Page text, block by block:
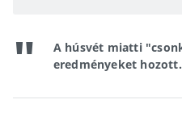
A húsvét miatti
eredményeket